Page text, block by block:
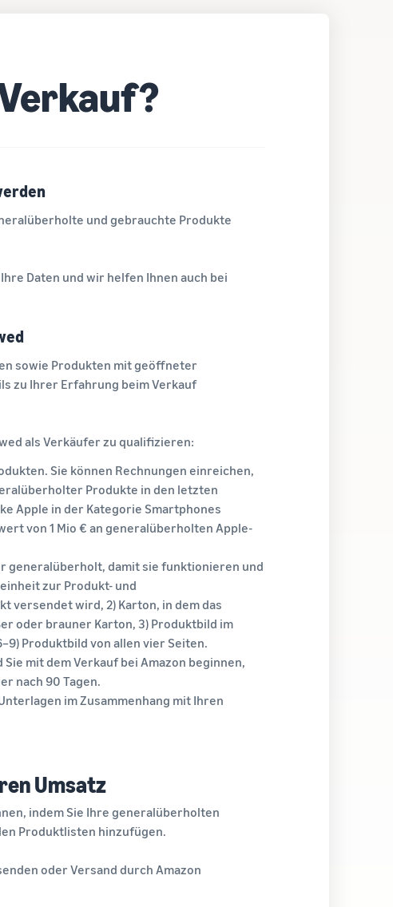
und gebrauchte Produkte
Daten und wir helfen Ihnen auch bei
sowie Produkten mit geöffneter
zu Ihrer Erfahrung beim Verkauf
als Verkäufer zu qualifizieren:
Sie können Rechnungen einreichen,
Produkte in den letzten
Apple in der Kategorie Smartphones
von 1 Mio € an generalüberholten Apple-
generalüberholt, damit sie funktionieren und
zur Produkt- und
versendet wird, 2) Karton, in dem das
oder brauner Karton, 3) Produktbild im
Produktbild von allen vier Seiten.
mit dem Verkauf bei Amazon beginnen,
nach 90 Tagen.
im Zusammenhang mit Ihren
Umsatz
indem Sie Ihre generalüberholten
Produktlisten hinzufügen.
oder Versand durch Amazon